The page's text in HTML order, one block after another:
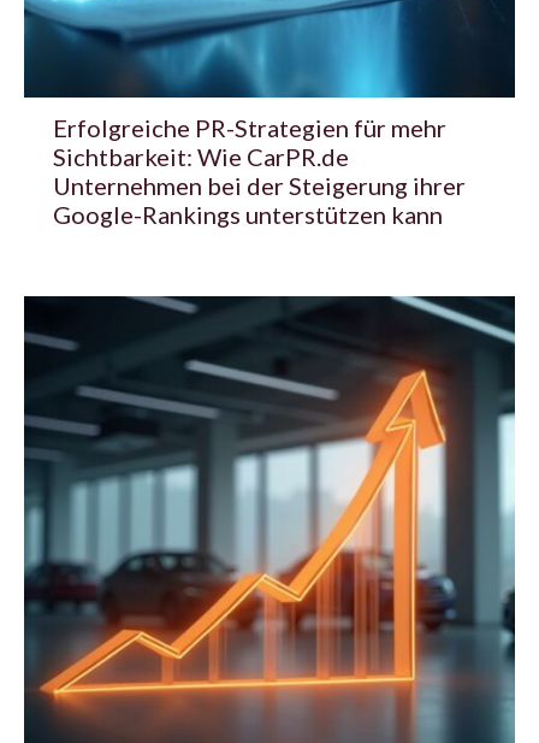
Erfolgreiche PR-Strategien für mehr
Sichtbarkeit: Wie CarPR.de
Unternehmen bei der Steigerung ihrer
Google-Rankings unterstützen kann